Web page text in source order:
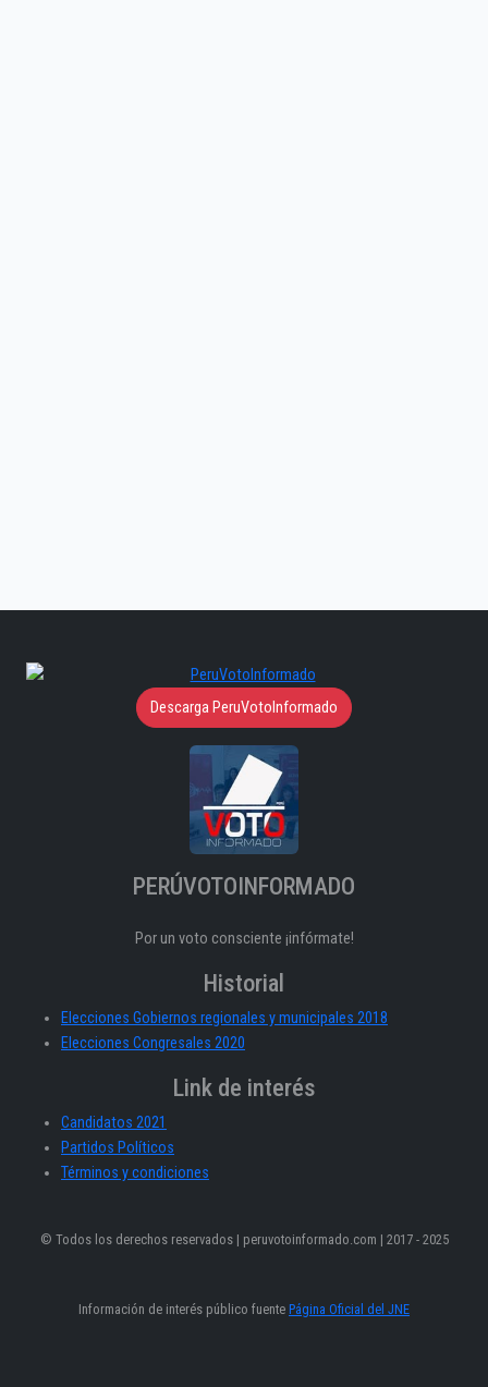
Descarga PeruVotoInformado
PERÚVOTOINFORMADO
Por un voto consciente ¡infórmate!
Historial
Elecciones Gobiernos regionales y municipales 2018
Elecciones Congresales 2020
Link de interés
Candidatos 2021
Partidos Políticos
Términos y condiciones
© Todos los derechos reservados | peruvotoinformado.com | 2017 - 2025
Información de interés público fuente Página Oficial del JNE